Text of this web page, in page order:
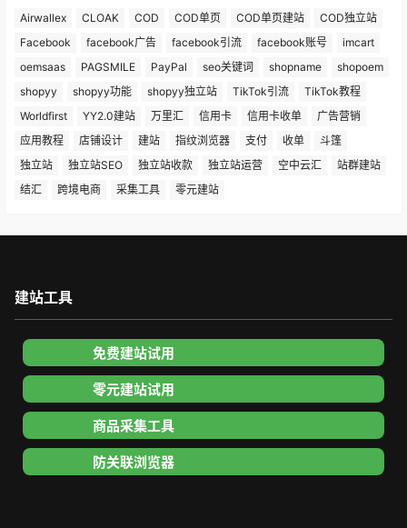
Airwallex CLOAK COD COD单页 COD单页建站
COD独立站
Facebook
facebook广告 facebook引流 facebook账号
imcart
oemsaas
PAGSMILE PayPal seo关键词 shopname
shopoem
shopyy
shopyy功能 shopyy独立站 TikTok引流
TikTok教程
Worldfirst
YY2.0建站 万里汇 信用卡 信用卡收单
广告营销
应用教程
店铺设计 建站 指纹浏览器 支付 收单
斗篷
独立站
独立站SEO 独立站收款 独立站运营 空中云汇
站群建站
结汇
跨境电商 采集工具 零元建站
建站工具
免费建站试用
零元建站试用
商品采集工具
防关联浏览器